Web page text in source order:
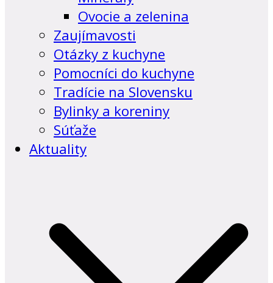
Ovocie a zelenina
Zaujímavosti
Otázky z kuchyne
Pomocníci do kuchyne
Tradície na Slovensku
Bylinky a koreniny
Súťaže
Aktuality